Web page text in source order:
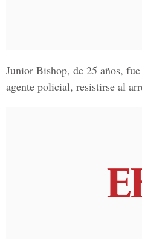
Junior Bishop, de 25 años,
agente policial, resistirse al